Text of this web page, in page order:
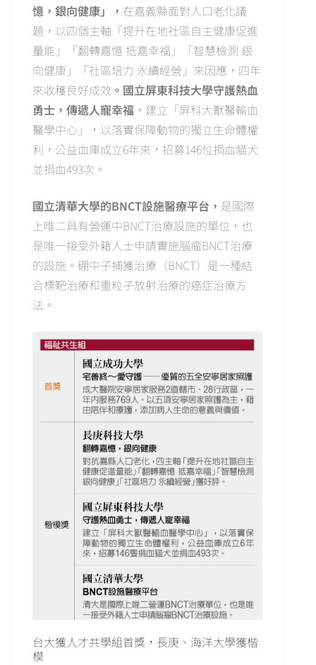
憶，銀向健康」， 在嘉義縣面對人口老化議
題，以四個主軸「提升在地社區自主健康促進
量能」「翻轉嘉憶 抵嘉幸福」「智慧檢測 銀
向健康」「社區培力 永續經營」來因應，四年
來收穫良好成效 。國立屏東科技大學守護熱血
勇士，傳遞人寵幸福 ，建立「屏科大獸醫輸血
醫學中心」，以落實保障動物的獨立生命體權
利，公益血庫成立6年來，招募146位捐血貓犬
並捐血493次。
國立清華大學的BNCT設施醫療平台， 是國際
上唯二具有營運中BNCT治療設施的單位，也
是唯一接受外籍人士申請實施腦瘤BNCT治療
的設施。硼中子捕獲治療（BNCT）是一種結
合標靶治療和重粒子放射治療的癌症治療方
法。
台大獲人才共學組首獎，長庚、海洋大學獲楷
模